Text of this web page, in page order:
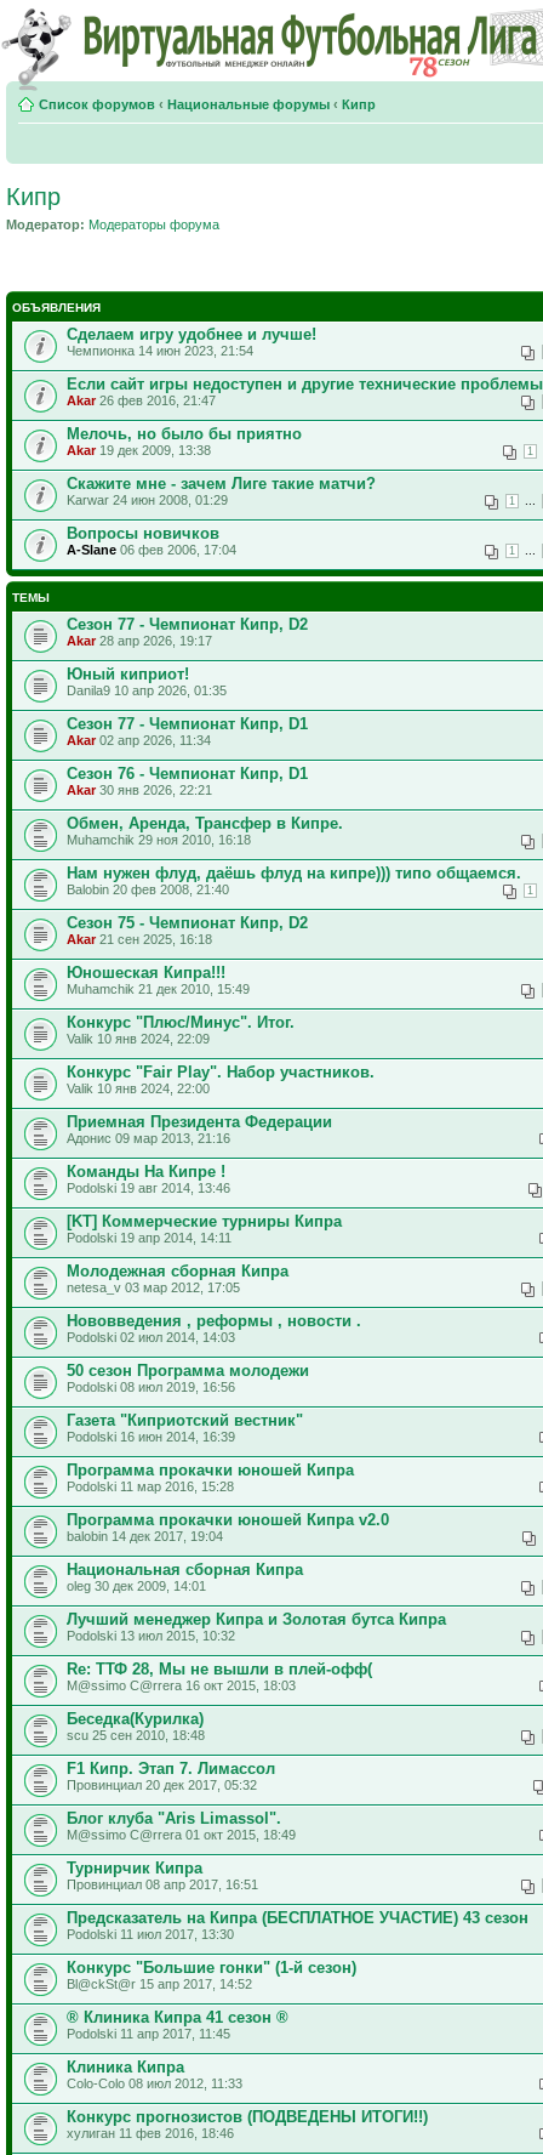
Список форумов ‹ Национальные форумы ‹ Кипр
Кипр
Модератор: Модераторы форума
ОБЪЯВЛЕНИЯ
Сделаем игру удобнее и лучше!
Чемпионка 14 июн 2023, 21:54
Если сайт игры недоступен и другие технические проблемы
Akar26 фев 2016, 21:47
Мелочь, но было бы приятно
1
Akar19 дек 2009, 13:38
Скажите мне - зачем Лиге такие матчи?
1
Karwar 24 июн 2008, 01:29
Вопросы новичков
1
A-Slane 06 фев 2006, 17:04
ТЕМЫ
Сезон 77 - Чемпионат Кипр, D2
Akar28 апр 2026, 19:17
Юный киприот!
Danila9 10 апр 2026, 01:35
Сезон 77 - Чемпионат Кипр, D1
Akar02 апр 2026, 11:34
Сезон 76 - Чемпионат Кипр, D1
Akar30 янв 2026, 22:21
Обмен, Аренда, Трансфер в Кипре.
Muhamchik 29 ноя 2010, 16:18
Нам нужен флуд, даёшь флуд на кипре))) типо общаемся.
1
Balobin 20 фев 2008, 21:40
Сезон 75 - Чемпионат Кипр, D2
Akar21 сен 2025, 16:18
Юношеская Кипра!!!
Muhamchik 21 дек 2010, 15:49
Конкурс "Плюс/Минус". Итог.
Valik 10 янв 2024, 22:09
Конкурс "Fair Play". Набор участников.
Valik 10 янв 2024, 22:00
Приемная Президента Федерации
Адонис 09 мар 2013, 21:16
Команды На Кипре !
Podolski 19 авг 2014, 13:46
[KT] Коммерческие турниры Кипра
Podolski 19 апр 2014, 14:11
Молодежная сборная Кипра
netesa_v 03 мар 2012, 17:05
Нововведения , реформы , новости .
Podolski 02 июл 2014, 14:03
50 сезон Программа молодежи
Podolski 08 июл 2019, 16:56
Газета "Киприотский вестник"
Podolski 16 июн 2014, 16:39
Программа прокачки юношей Кипра
Podolski 11 мар 2016, 15:28
Программа прокачки юношей Кипра v2.0
balobin 14 дек 2017, 19:04
Национальная сборная Кипра
oleg 30 дек 2009, 14:01
Лучший менеджер Кипра и Золотая бутса Кипра
Podolski 13 июл 2015, 10:32
Re: ТТФ 28, Мы не вышли в плей-офф(
M@ssimo C@rrera 16 окт 2015, 18:03
Беседка(Курилка)
scu 25 сен 2010, 18:48
F1 Кипр. Этап 7. Лимассол
Провинциал 20 дек 2017, 05:32
Блог клуба "Aris Limassol".
M@ssimo C@rrera 01 окт 2015, 18:49
Турнирчик Кипра
Провинциал 08 апр 2017, 16:51
Предсказатель на Кипра (БЕСПЛАТНОЕ УЧАСТИЕ) 43 сезон
Podolski 11 июл 2017, 13:30
Конкурс "Большие гонки" (1-й сезон)
Bl@ckSt@r 15 апр 2017, 14:52
® Клиника Кипра 41 сезон ®
Podolski 11 апр 2017, 11:45
Клиника Кипра
Colo-Colo 08 июл 2012, 11:33
Конкурс прогнозистов (ПОДВЕДЕНЫ ИТОГИ!!)
хулиган 11 фев 2016, 18:46